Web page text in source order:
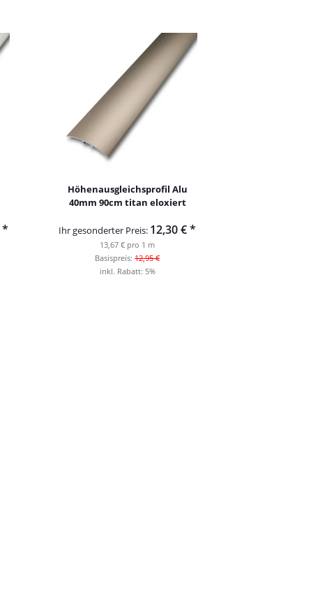
*
Höhenausgleichsprofil Alu
40mm 90cm titan eloxiert
Ihr gesonderter Preis: 12,30 €*
13,67 € pro 1 m
Basispreis: 12,95 €
inkl. Rabatt: 5%